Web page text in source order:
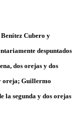
Benítez Cubero y
despuntados
dos orejas y dos
oreja; Guillermo
la segunda y dos orejas